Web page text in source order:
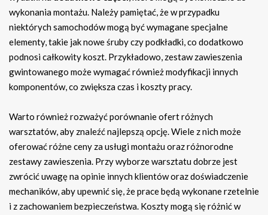
wykonania montażu. Należy pamiętać, że w przypadku
niektórych samochodów mogą być wymagane specjalne
elementy, takie jak nowe śruby czy podkładki, co dodatkowo
podnosi całkowity koszt. Przykładowo, zestaw zawieszenia
gwintowanego może wymagać również modyfikacji innych
komponentów, co zwiększa czas i koszty pracy.
Warto również rozważyć porównanie ofert różnych
warsztatów, aby znaleźć najlepszą opcję. Wiele z nich może
oferować różne ceny za usługi montażu oraz różnorodne
zestawy zawieszenia. Przy wyborze warsztatu dobrze jest
zwrócić uwagę na opinie innych klientów oraz doświadczenie
mechaników, aby upewnić się, że prace będą wykonane rzetelnie
i z zachowaniem bezpieczeństwa. Koszty mogą się różnić w